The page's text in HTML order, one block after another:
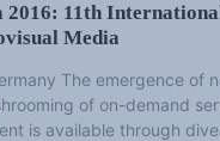
2016: 11th
Media
The emergence of
of on-demand
is available through